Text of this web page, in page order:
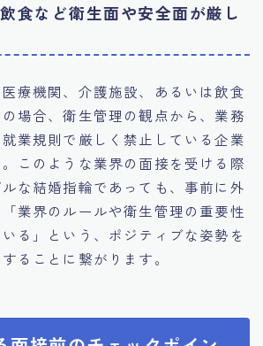
食など衛生面や安全面が厳し
療機関、介護施設、あるいは飲食
場合、衛生管理の観点から、業務
業規則で厳しく禁止している企業
このような業界の面接を受ける際
な結婚指輪であっても、事前に外
業界のルールや衛生管理の重要性
る」という、ポジティブな姿勢を
ることに繋がります。